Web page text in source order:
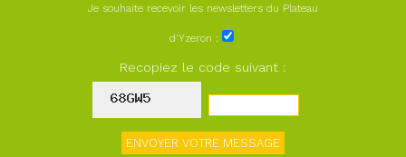
Je souhaite recevoir les newsletters du Plateau
d'Yzeron :
Recopiez le code suivant :